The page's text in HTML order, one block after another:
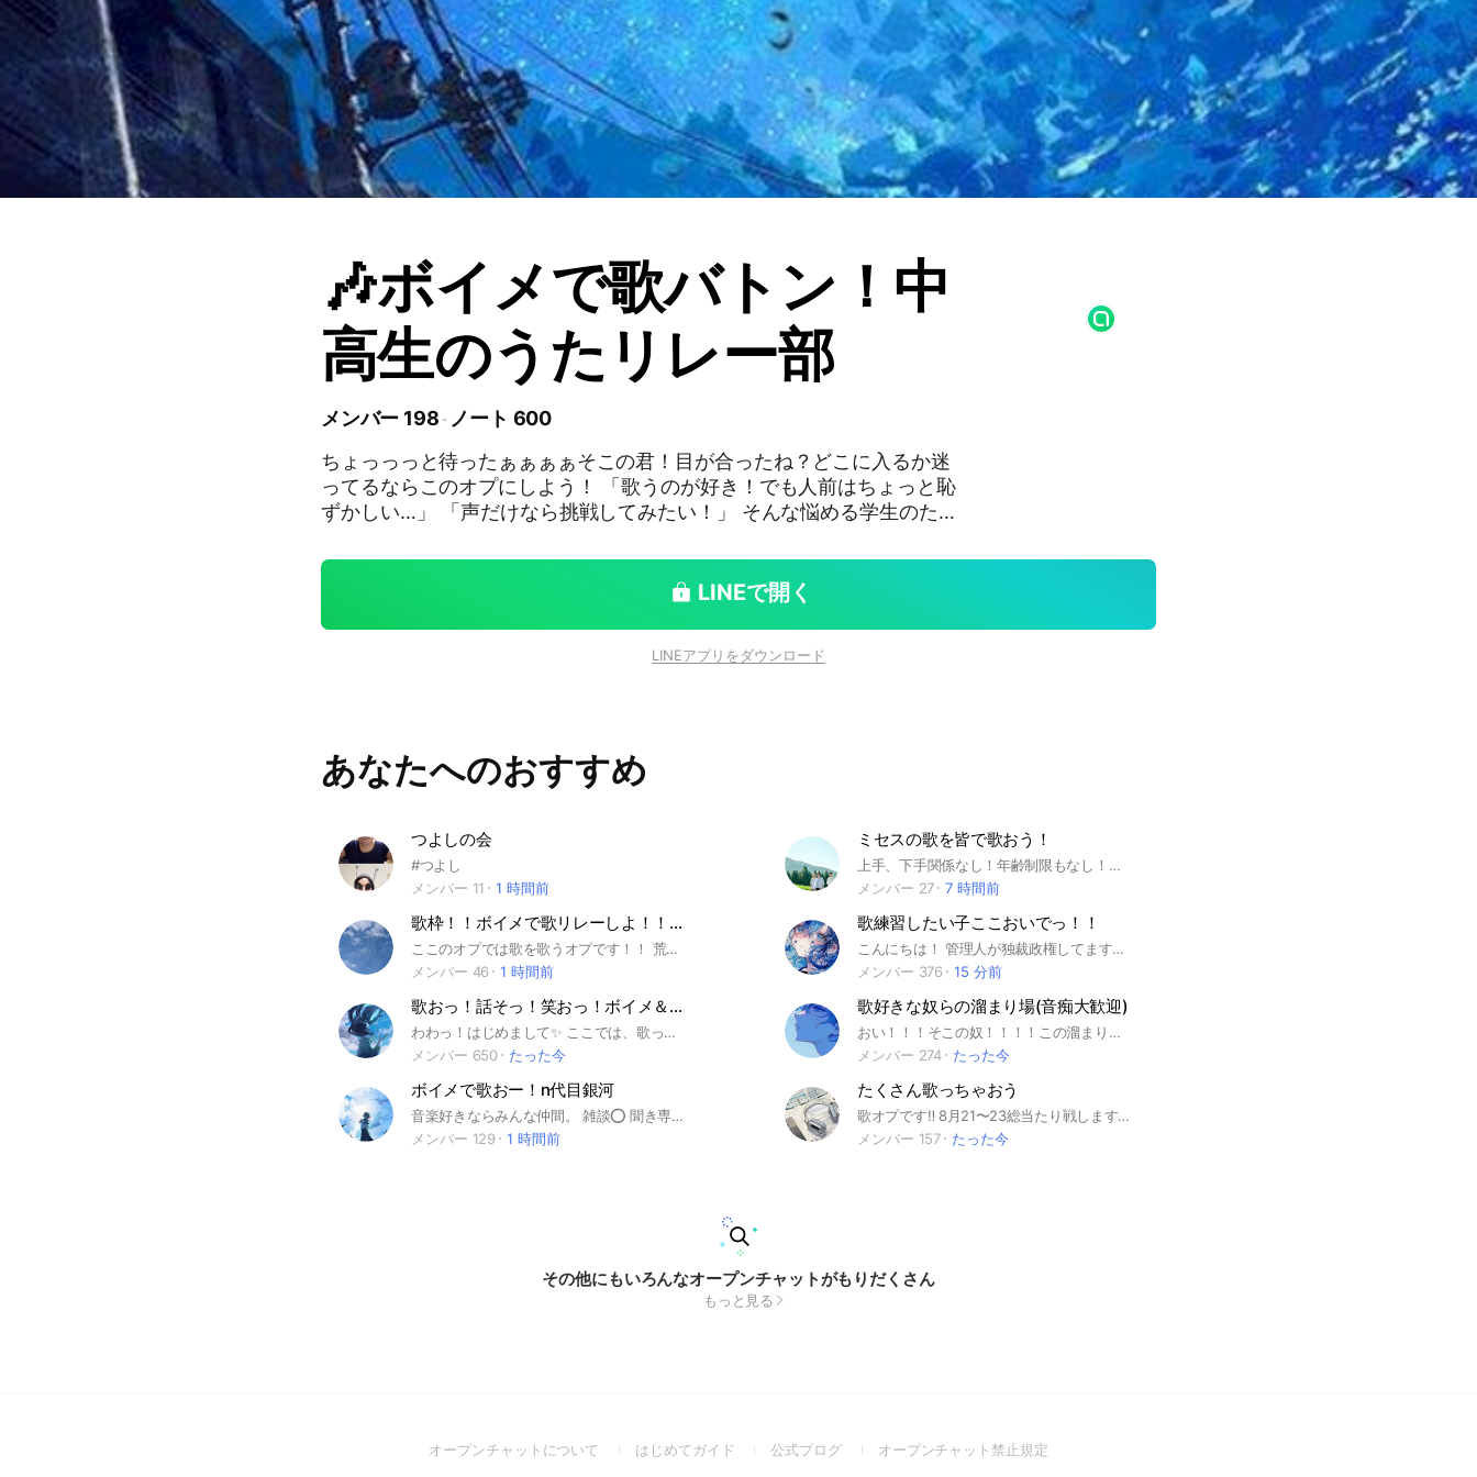
🎶ボイメで歌バトン！中
高生のうたリレー部
メンバー 198
ノート 600
ちょっっっと待ったぁぁぁぁそこの君！目が合ったね？どこに入るか迷
ってるならこのオプにしよう！ 「歌うのが好き！でも人前はちょっと恥
ずかしい…」 「声だけなら挑戦してみたい！」 そんな悩める学生のため
も大体雑談で、暇になったら歌うって感じだよ！笑 雑談オンリー楽しみ
たい方も大歓迎！ 雑談ルームもあるので是非どうぞ！ (今現在女子の方
る友達が欲しい！ ・音楽でつながりたい！ ・雑談を楽しみたい！ 🧡 ル
ール・マナーを守れる中高生なら誰でも歓迎！ ※誹謗中傷・録音の無断
られる方は、 絶対に本オプに入ってから お入りください！ 質問内容に
もしっかり答えてもらえると 幸いです！ さあ、スマホがマイクになる✨
放課後の音楽室みたいな空間で、一緒に“声”でつながろう！ 管理人より
#歌リレー #ボイメ#歌ってみた #中学生 #高校生#放課後 #声でつながる
#歌バトン部 #歌好きさんと繋がりたい#雑談#歌
LINEで開く
LINEアプリをダウンロード
あなたへのおすすめ
つよしの会
#つよし
メンバー 11
1 時間前
ミセスの歌を皆で歌おう！
上手、下手関係なし！年齢制限もなし！歌いたかったら歌いまくれ！！ボイメとか動画とかで皆でミセスの歌を歌おう！もちろんミセス以外のアーティストさんでも大丈夫です！皆でリレーしてもいいよ！雑談でも全然⭕️！ミセス語ってもらっても⭕️です！！ 即抜け、無言抜けはやめてほしいです！荒らしも！抜ける時は一言お願いします！映画やライブのネタバレはそれの専用チャットで！聞く専でも大丈夫なんでいっぱい人来てください！ #Mrs. GREEN APPLE #ミセス #大森元貴 #若井滉斗 #藤澤涼架
メンバー 27
7 時間前
歌枠！！ボイメで歌リレーしよ！！！（聞き専◯）
ここのオプでは歌を歌うオプです！！ 荒らしは絶対に来ないでください 迷惑です 管理人、副官がすぐ対処しますので言ってください みんなで仲良くやりましょう！！
メンバー 46
1 時間前
歌練習したい子ここおいでっ！！
こんにちは！ 管理人が独裁政権してます。 管理人が歌上手くなりたいと思ってるだけのオプなので、練習は各自してもらって… 2024年11月20日設立❓ 2024年12月6日100人突破 12月14日150人突破 12月20日200人突破 2025年1月12日250人突破 2月1日300人突破 7月8日350人突破 10月4日400人突破 10月27日450人突破
メンバー 376
15 分前
歌おっ！話そっ！笑おっ！ボイメ＆ライブトーク大歓迎っセリフ読みもしよ〜
わわっ！はじめまして✨ ここでは、歌ったり雑談したり、セリフを読んだりしていますっ！ 合わないと思ったら即抜けもOK！ １回入って見てくれると嬉しいっ！ もちろん、下ネタや暴言は❌ マナーは守って欲しいかな…！ みんなが幸せになれる、お家みたいなオプを目指してますっ 協力してほしい✨ これからよろしくねー！ #歌 #ボイメ #ライブトーク #雑談 #セリフ
メンバー 650
たった今
歌好きな奴らの溜まり場(音痴大歓迎)
おい！！！そこの奴！！！！この溜まり場を見たな！ 入る場所がないなら来いよ！ サブオプでは、ゲームとか色々あるよ！ ルール 下ネタ禁止、暴言禁止(たまに出てる やつはいいよ) 開設日2025年4/22 #音痴#歌好き#歌#歌上手#イケボ#カワボ#歌オプ
メンバー 274
たった今
ボイメで歌おー！n代目銀河
音楽好きならみんな仲間。 雑談⭕️ 聞き専⭕️ 即抜け⭕️ 宣伝❌ #歌 #歌枠 #歌リレー #ボイメ #弾き語り #ギター #ベース #ピアノ #音楽 #ライブトーク #雑談 #からあげ
メンバー 129
1 時間前
たくさん歌っちゃおう
歌オプです‼️ 8月21〜23総当たり戦しますヨ👀 承認バカ早いです。 荒らすなら面白くしてください🎶 雑談もしていいよ‼️ ボイメたくさん投げてください 反応します 歌枠たくさん開くのできてみてください‼️ #歌#歌枠#ライト#ボイメ#雑談#歌いたい#カラオケ
メンバー 157
たった今
その他にもいろんなオープンチャットがもりだくさん
もっと見る
オープンチャットについて
(Openはじめてガイド
(Open公式ブログ
(Openオープンチャット禁止規定(Open